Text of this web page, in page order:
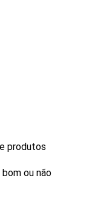
produtos
ou não